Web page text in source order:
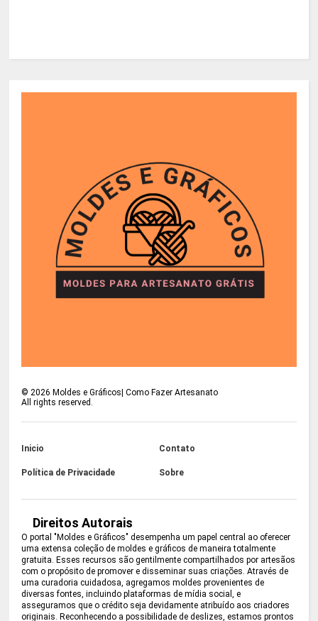
©2026 Moldes e Gráficos| Como Fazer Artesanato
All rights reserved.
Inicio Contato
Política de Privacidade Sobre
Direitos Autorais
O portal "Moldes e Gráficos" desempenha um papel central ao oferecer
uma extensa coleção de moldes e gráficos de maneira totalmente
gratuita. Esses recursos são gentilmente compartilhados por artesãos
com o propósito de promover e disseminar suas criações. Através de
uma curadoria cuidadosa, agregamos moldes provenientes de
diversas fontes, incluindo plataformas de mídia social, e
asseguramos que o crédito seja devidamente atribuído aos criadores
originais. Reconhecendo a possibilidade de deslizes, estamos prontos